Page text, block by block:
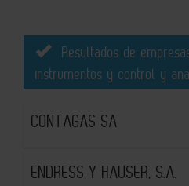
Resultados de
instrumentos y control y
CONTAGAS SA
ENDRESS Y HAUSER, S.A.